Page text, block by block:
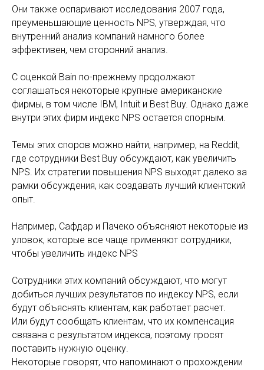
Они также оспаривают исследования 2007 года,
преуменьшающие ценность NPS, утверждая, что
внутренний анализ компаний намного более
эффективен, чем сторонний анализ.
С оценкой Bain по-прежнему продолжают
соглашаться некоторые крупные американские
фирмы, в том числе IBM, Intuit и Best Buy. Однако даже
внутри этих фирм индекс NPS остается спорным.
Темы этих споров можно найти, например, на Reddit,
где сотрудники Best Buy обсуждают, как увеличить
NPS. Их стратегии повышения NPS выходят далеко за
рамки обсуждения, как создавать лучший клиентский
опыт.
Например, Сафдар и Пачеко объясняют некоторые из
уловок, которые все чаще применяют сотрудники,
чтобы увеличить индекс NPS
Сотрудники этих компаний обсуждают, что могут
добиться лучших результатов по индексу NPS, если
будут объяснять клиентам, как работает расчет.
Или будут сообщать клиентам, что их компенсация
связана с результатом индекса, поэтому просят
поставить нужную оценку.
Некоторые говорят, что напоминают о прохождении